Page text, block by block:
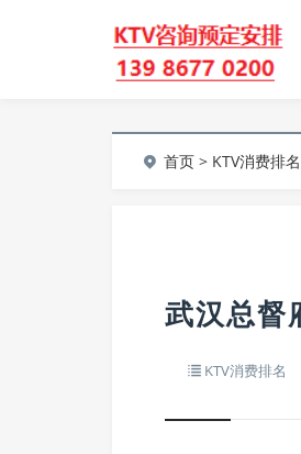
首页 > KTV消费排名
武汉总督
KTV消费排名